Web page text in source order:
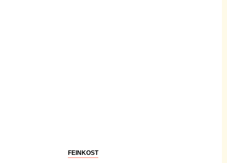
FEINKOST